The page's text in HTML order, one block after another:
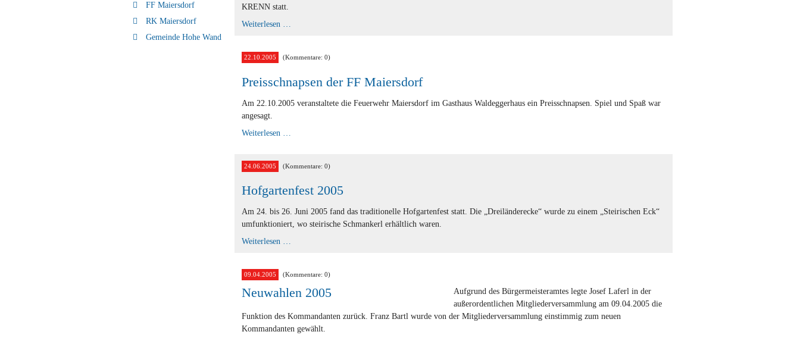
KRENN statt.
Weiterlesen …
22.10.2005 (Kommentare: 0)
Preisschnapsen der FF Maiersdorf
Am 22.10.2005 veranstaltete die Feuerwehr Maiersdorf im Gasthaus Waldeggerhaus ein Preisschnapsen. Spiel und Spaß war
angesagt.
Weiterlesen …
24.06.2005 (Kommentare: 0)
Hofgartenfest 2005
Am 24. bis 26. Juni 2005 fand das traditionelle Hofgartenfest statt. Die „Dreiländerecke“ wurde zu einem „Steirischen Eck“
umfunktioniert, wo steirische Schmankerl erhältlich waren.
Weiterlesen …
09.04.2005 (Kommentare: 0)
Neuwahlen 2005
Aufgrund des Bürgermeisteramtes legte Josef Laferl in der
außerordentlichen Mitgliederversammlung am 09.04.2005 die
Funktion des Kommandanten zurück. Franz Bartl wurde von der Mitgliederversammlung einstimmig zum neuen
Kommandanten gewählt.
FF Maiersdorf
RK Maiersdorf
Gemeinde Hohe Wand